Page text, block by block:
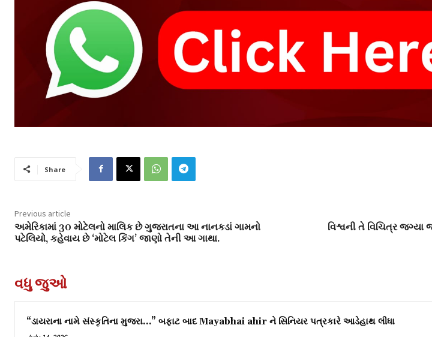
Share
Previous article
અમેરિકામાં 30 મોટેલનો માલિક છે ગુજરાતના આ નાનકડાં ગામનો
પટેલિયો, કહેવાય છે ‘મોટેલ કિંગ’ જાણો તેની આ ગાથા.
વિશ્વની તે વિચિત્ર જગ્યા
વધુ જુઓ
“ડાયરાના નામે સંસ્કૃતિના મુજરા…” બફાટ બાદ Mayabhai ahir ને સિનિયર પત્રકારે આડેહાથ લીધા